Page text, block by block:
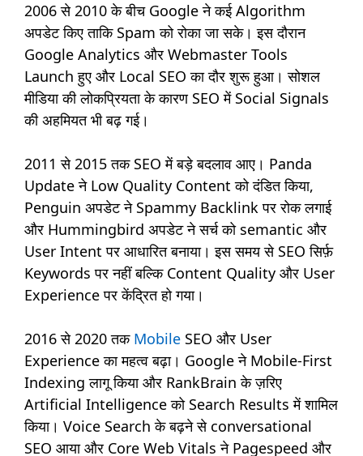
2006 से 2010 के बीच Google ने कई Algorithm
अपडेट किए ताकि Spam को रोका जा सके। इस दौरान
Google Analytics और Webmaster Tools
Launch हुए और Local SEO का दौर शुरू हुआ। सोशल
मीडिया की लोकप्रियता के कारण SEO में Social Signals
की अहमियत भी बढ़ गई।
2011 से 2015 तक SEO में बड़े बदलाव आए। Panda
Update ने Low Quality Content को दंडित किया,
Penguin अपडेट ने Spammy Backlink पर रोक लगाई
और Hummingbird अपडेट ने सर्च को semantic और
User Intent पर आधारित बनाया। इस समय से SEO सिर्फ़
Keywords पर नहीं बल्कि Content Quality और User
Experience पर केंद्रित हो गया।
2016 से 2020 तक Mobile SEO और User
Experience का महत्व बढ़ा। Google ने Mobile-First
Indexing लागू किया और RankBrain के ज़रिए
Artificial Intelligence को Search Results में शामिल
किया। Voice Search के बढ़ने से conversational
SEO आया और Core Web Vitals ने Pagespeed और